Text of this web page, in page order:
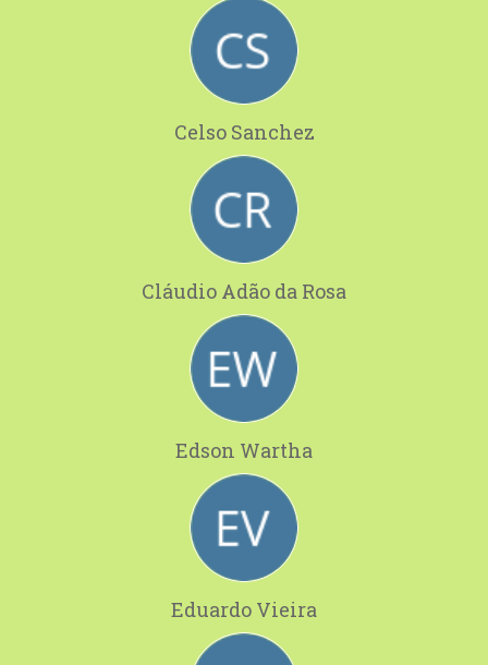
Celso Sanchez
Cláudio Adão da Rosa
Edson Wartha
Eduardo Vieira